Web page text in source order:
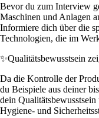
Bevor du zum Interview
Maschinen und Anlagen
Informiere dich über die
Technologien, die im
✨Qualitätsbewusstsein
Da die Kontrolle der
du Beispiele aus deiner
dein
Hygiene- und